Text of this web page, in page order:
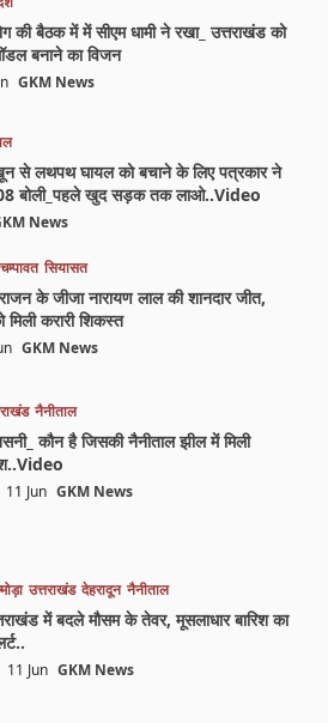
की बैठक में में सीएम धामी ने रखा_ उत्तराखंड को
बनाने का विजन
GKM News
से लथपथ घायल को बचाने के लिए पत्रकार ने
बोली_पहले खुद सड़क तक लाओ..Video
News
चम्पावत सियासत
के जीजा नारायण लाल की शानदार जीत,
मिली करारी शिकस्त
GKM News
नैनीताल
कौन है जिसकी नैनीताल झील में मिली
11 Jun GKM News
उत्तराखंड देहरादून नैनीताल
में बदले मौसम के तेवर, मूसलाधार बारिश का
11 Jun GKM News